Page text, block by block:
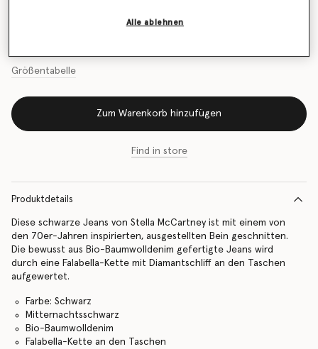
Größentabelle
Zum Warenkorb hinzufügen
Find in store
Produktdetails
Diese schwarze Jeans von Stella McCartney ist mit einem von
den 70er-Jahren inspirierten, ausgestellten Bein geschnitten.
Die bewusst aus Bio-Baumwolldenim gefertigte Jeans wird
durch eine Falabella-Kette mit Diamantschliff an den Taschen
aufgewertet.
Farbe: Schwarz
Mitternachtsschwarz
Bio-Baumwolldenim
Falabella-Kette an den Taschen
Alle ablehnen